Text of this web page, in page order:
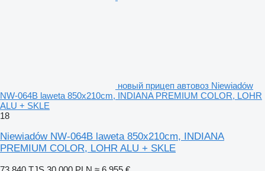
новый прицеп автовоз Niewiadów
NW-064B laweta 850x210cm, INDIANA PREMIUM COLOR, LOHR
ALU + SKLE
18
Niewiadów NW-064B laweta 850x210cm, INDIANA
PREMIUM COLOR, LOHR ALU + SKLE